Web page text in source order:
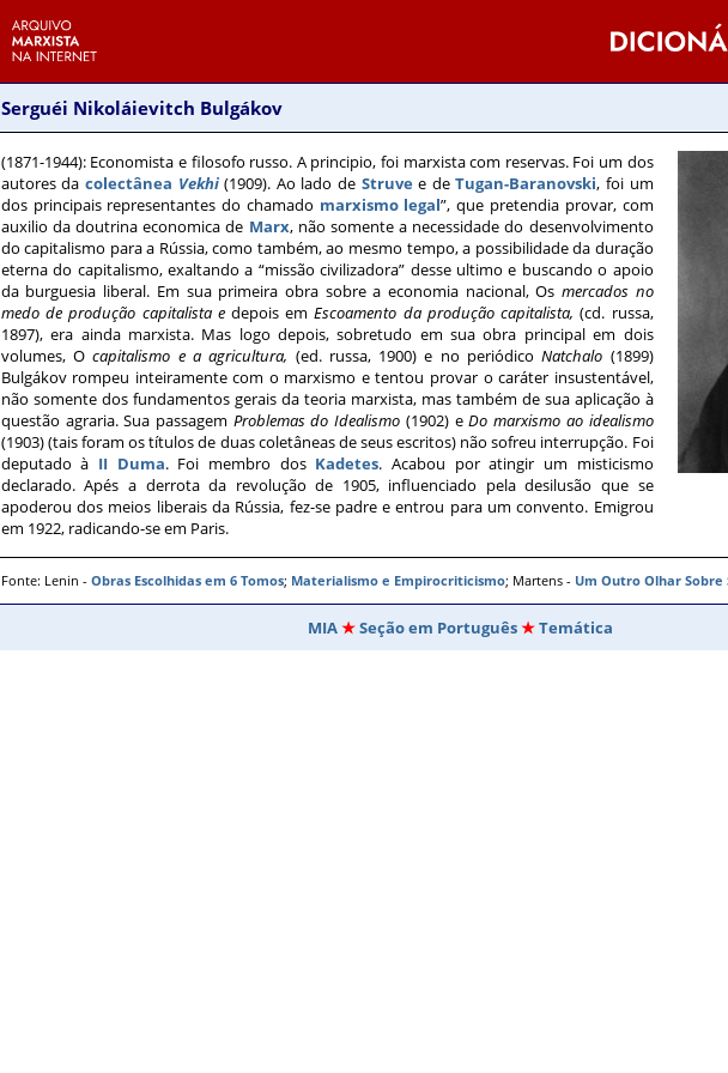
Serguéi Nikoláievitch Bulgákov
(1871-1944): Economista e filosofo russo. A principio, foi marxista com reservas. Foi um dos
autores da colectânea Vekhi(1909). Ao lado de Struvee deTugan-Baranovski, foi um
dos principais representantes do chamado marxismo legal”, que pretendia provar, com
auxilio da doutrina economica de Marx, não somente a necessidade do desenvolvimento
do capitalismo para a Rússia, como também, ao mesmo tempo, a possibilidade da duração
eterna do capitalismo, exaltando a “missão civilizadora” desse ultimo e buscando o apoio
da burguesia liberal. Em sua primeira obra sobre a economia nacional, Os mercados no
medo de produção capitalista edepois emEscoamento da produção capitalista, (cd. russa,
1897), era ainda marxista. Mas logo depois, sobretudo em sua obra principal em dois
volumes, Ocapitalismo e a agricultura, (ed. russa, 1900) e no periódicoNatchalo (1899)
Bulgákov rompeu inteiramente com o marxismo e tentou provar o caráter insustentável,
não somente dos fundamentos gerais da teoria marxista, mas também de sua aplicação à
questão agraria. Sua passagem Problemas do Idealismo (1902) eDo marxismo ao idealismo
(1903) (tais foram os títulos de duas coletâneas de seus escritos) não sofreu interrupção. Foi
deputado à II Duma. Foi membro dos Kadetes. Acabou por atingir um misticismo
declarado. Apés a derrota da revolução de 1905, influenciado pela desilusão que se
apoderou dos meios liberais da Rússia, fez-se padre e entrou para um convento. Emigrou
em 1922, radicando-se em Paris.
Fonte: Lenin - Obras Escolhidas em 6 Tomos; Materialismo e Empirocriticismo; Martens - Um Outro Olhar Sobre
MIA Seção em Português Temática